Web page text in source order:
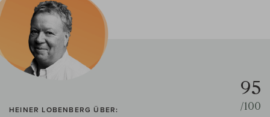
HEINER LOBENBERG ÜBER:
95
/100